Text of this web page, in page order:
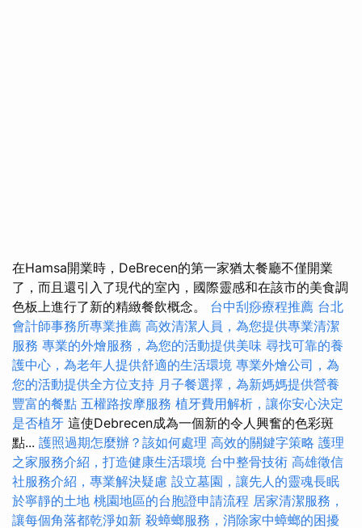
在Hamsa開業時，DeBrecen的第一家猶太餐廳不僅開業
了，而且還引入了現代的室內，國際靈感和在該市的美食調
色板上進行了新的精緻餐飲概念。 台中刮痧療程推薦 台北
會計師事務所專業推薦 高效清潔人員，為您提供專業清潔
服務 專業的外燴服務，為您的活動提供美味 尋找可靠的養
護中心，為老年人提供舒適的生活環境 專業外燴公司，為
您的活動提供全方位支持 月子餐選擇，為新媽媽提供營養
豐富的餐點 五權路按摩服務 植牙費用解析，讓你安心決定
是否植牙 這使Debrecen成為一個新的令人興奮的色彩斑
點... 護照過期怎麼辦？該如何處理 高效的關鍵字策略 護理
之家服務介紹，打造健康生活環境 台中整骨技術 高雄徵信
社服務介紹，專業解決疑慮 設立墓園，讓先人的靈魂長眠
於寧靜的土地 桃園地區的台胞證申請流程 居家清潔服務，
讓每個角落都乾淨如新 殺蟑螂服務，消除家中蟑螂的困擾